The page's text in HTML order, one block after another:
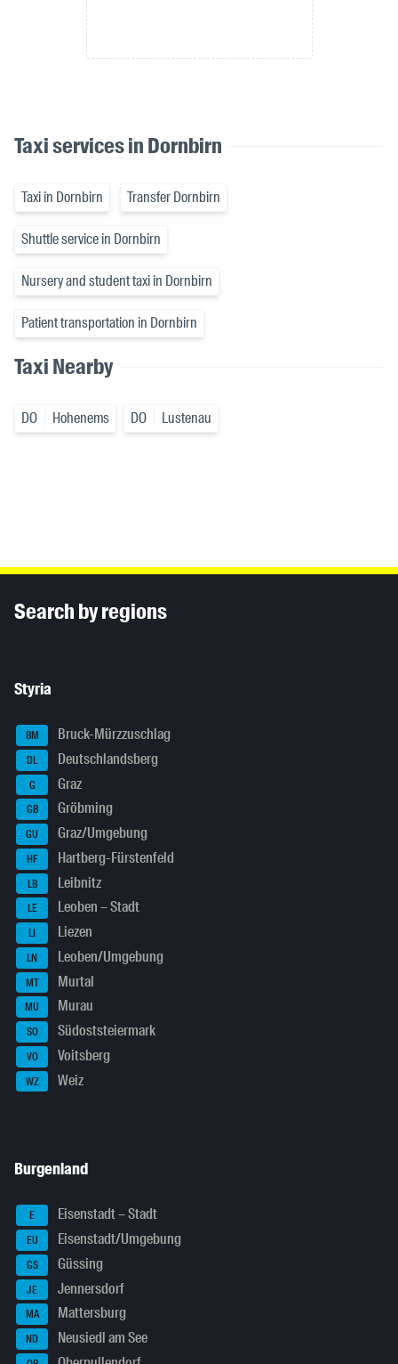
Taxi services in Dornbirn
Taxi in Dornbirn Transfer Dornbirn
Shuttle service in Dornbirn
Nursery and student taxi in Dornbirn
Patient transportation in Dornbirn
Taxi Nearby
DO Hohenems DO Lustenau
Search by regions
Styria
BM Bruck-Mürzzuschlag
DL Deutschlandsberg
G Graz
GB Gröbming
GU Graz/Umgebung
HF Hartberg-Fürstenfeld
LB Leibnitz
LE Leoben – Stadt
LI Liezen
LN Leoben/Umgebung
MT Murtal
MU Murau
SO Südoststeiermark
VO Voitsberg
WZ Weiz
Burgenland
E Eisenstadt – Stadt
EU Eisenstadt/Umgebung
GS Güssing
JE Jennersdorf
MA Mattersburg
ND Neusiedl am See